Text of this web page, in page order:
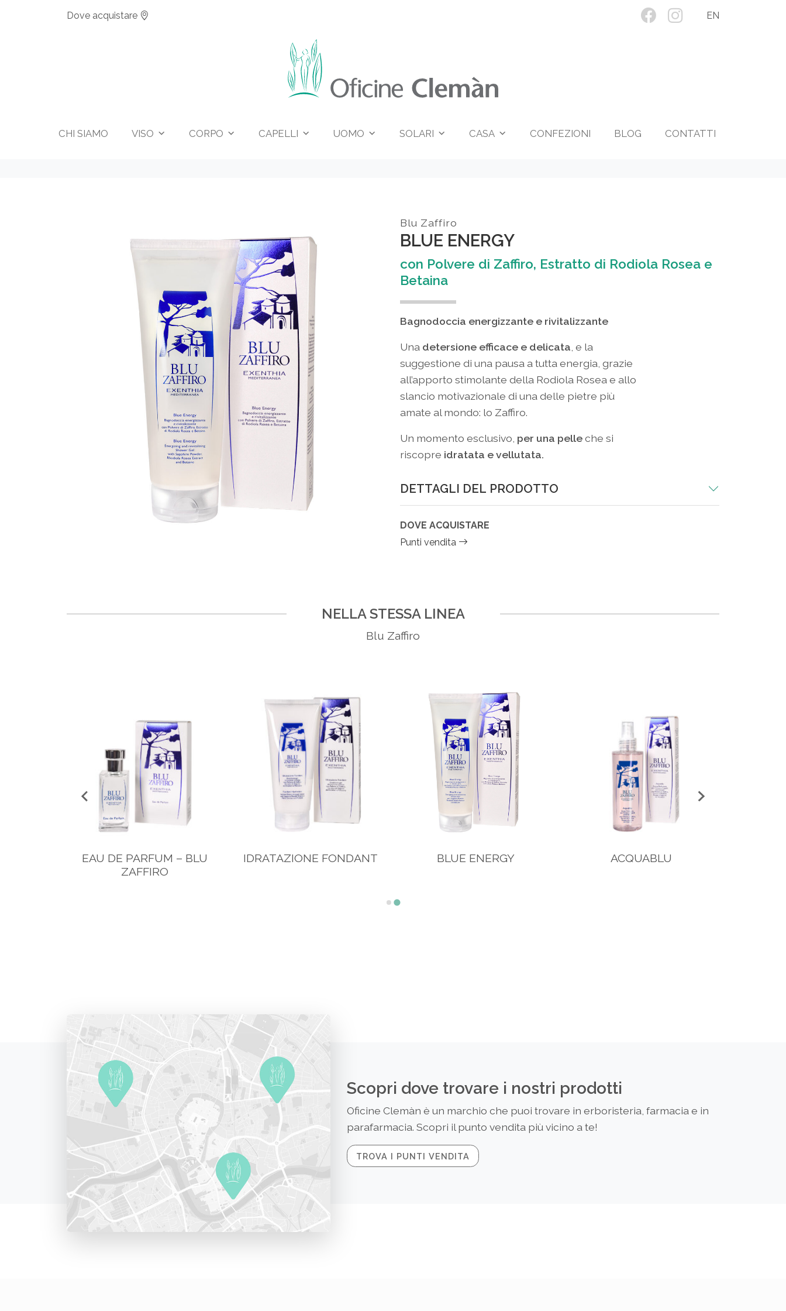
Dove acquistare EN
CHI SIAMO VISO CORPO CAPELLI UOMO SOLARI CASA CONFEZIONI BLOG CONTATTI
Blu Zaffiro
BLUE ENERGY
con Polvere di Zaffiro, Estratto di Rodiola Rosea e
Betaina
Bagnodoccia energizzante e rivitalizzante
Una detersione efficace e delicata, e la
suggestione di una pausa a tutta energia, grazie
all’apporto stimolante della Rodiola Rosea e allo
slancio motivazionale di una delle pietre più
amate al mondo: lo Zaffiro.
Un momento esclusivo, per una pelleche si
riscopre idratata e vellutata.
DETTAGLI DEL PRODOTTO
DOVE ACQUISTARE
Punti vendita
NELLA STESSA LINEA
Blu Zaffiro
EAU DE PARFUM – BLU
ZAFFIRO
IDRATAZIONE FONDANT BLUE ENERGY ACQUABLU
Scopri dove trovare i nostri prodotti
Oficine Clemàn è un marchio che puoi trovare in erboristeria, farmacia e in
parafarmacia. Scopri il punto vendita più vicino a te!
TROVA I PUNTI VENDITA